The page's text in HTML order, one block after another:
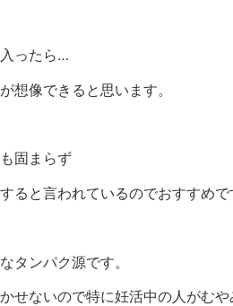
ったら…
想像できると思います。
固まらず
ると言われているのでおすすめで
タンパク源です。
せないので特に妊活中の人がむ